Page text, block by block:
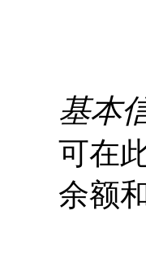
基本
可在
余额